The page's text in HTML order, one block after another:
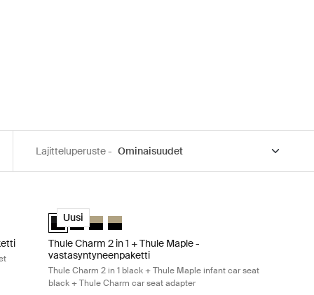
Lajitteluperuste -
Urban Glide 3 double bassinet adapter Black on black
Thule Urban Glide 4-wheel + Thule bassinet Tinted taupe on black
Tumma liuskekivi mustalla
paketti Musta mustalla
in-1-paketti Soft Beige
2-in-1-paketti Keskisininen mustalla
2-in-1-paketti Tinted Taupe on Black (selected)
Thule Charm 2 in 1 + Thule Maple -vastasyntyneenpaketti
Uusi
Thule Charm 2 in 1 + Thule Maple -vastasyntyneenpaketti
Thule Charm 2 in 1 + Thule Maple -
Thule Charm 2 in 1 + Thule Maple -
Thule Charm 2 in 1 + Thule Maple -
Thule Charm 2 in 1 + Thule Maple -
vastasyntyneenpaketti
Thule Charm 2 in 1 black + Thule Maple infant car seat
black + Thule Charm car seat adapter